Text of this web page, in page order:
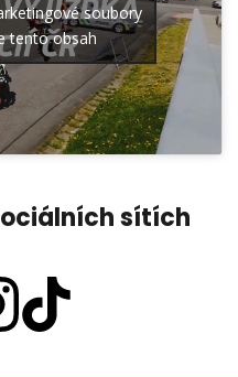
soubory
tento obsah
sítích